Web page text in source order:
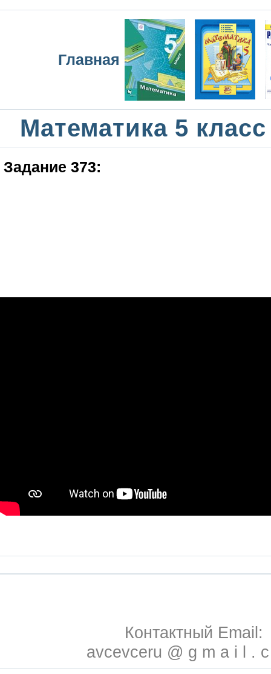
Главная
Математика 5
Задание 373:
Контактный Email:
avcevceru @ g m a i l .